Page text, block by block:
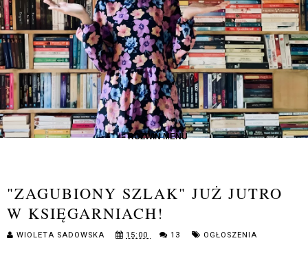
≡ ROZWIŃ MENU
"ZAGUBIONY SZLAK" JUŻ JUTRO
W KSIĘGARNIACH!
WIOLETA SADOWSKA 15:00 13 OGŁOSZENIA